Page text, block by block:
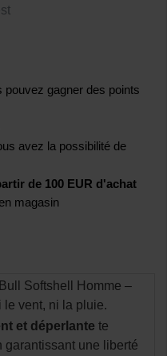
pouvez gagner des points
avez la possibilité de
de 100 EUR d'achat
magasin
Softshell Homme –
le vent, ni la pluie.
et déperlante te
garantissant une liberté